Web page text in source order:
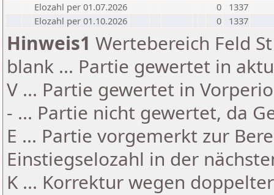
Elozahl per 01.07.2026
0
1337
Elozahl per 01.10.2026
0 1337
Hinweis1 Wertebereich Feld
blank ... Partie gewertet in
V ... Partie gewertet in
- ... Partie nicht gewertet, da
E ... Partie vorgemerkt zur
Einstiegselozahl in der
K ... Korrektur wegen